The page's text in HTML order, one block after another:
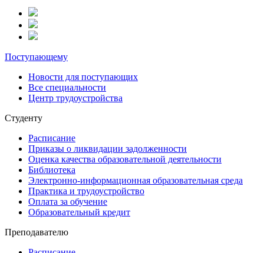
Поступающему
Новости для поступающих
Все специальности
Центр трудоустройства
Студенту
Расписание
Приказы о ликвидации задолженности
Оценка качества образовательной деятельности
Библиотека
Электронно-информационная образовательная среда
Практика и трудоустройство
Оплата за обучение
Образовательный кредит
Преподавателю